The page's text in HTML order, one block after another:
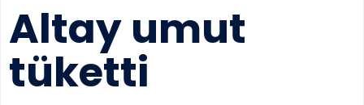
Altay umut
tüketti